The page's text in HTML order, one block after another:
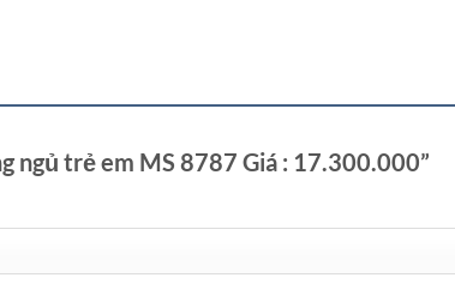
ngủ trẻ em MS 8787 Giá : 17.300.000”